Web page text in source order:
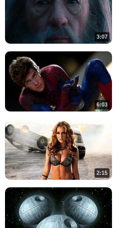
3:07
6:03
2:15